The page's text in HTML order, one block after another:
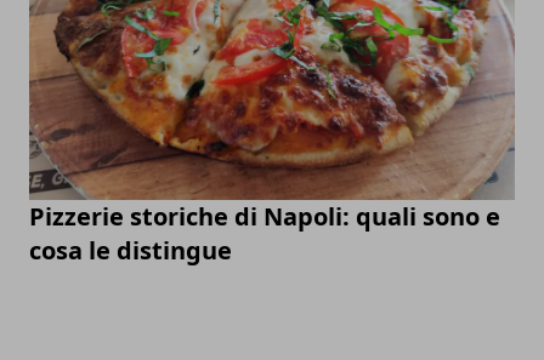
Pizzerie storiche di Napoli: quali sono e
cosa le distingue